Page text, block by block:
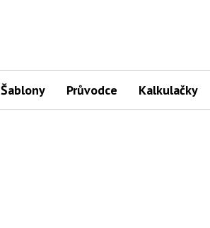
Šablony Průvodce Kalkulačky